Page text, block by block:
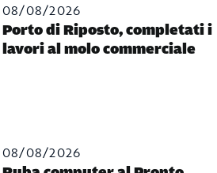
08/08/2026
Porto di Riposto, completati i
lavori al molo commerciale
08/08/2026